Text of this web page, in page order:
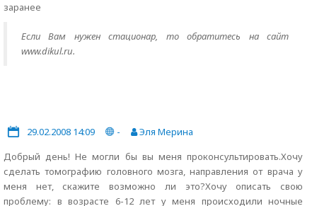
заранее
Если Вам нужен стационар, то обратитесь на сайт
www.dikul.ru.
29.02.2008 14:09 -
Эля Мерина
Добрый день! Не могли бы вы меня проконсультировать.Хочу
сделать томографию головного мозга, направления от врача у
меня нет, скажите возможно ли это?Хочу описать свою
проблему: в возрасте 6-12 лет у меня происходили ночные